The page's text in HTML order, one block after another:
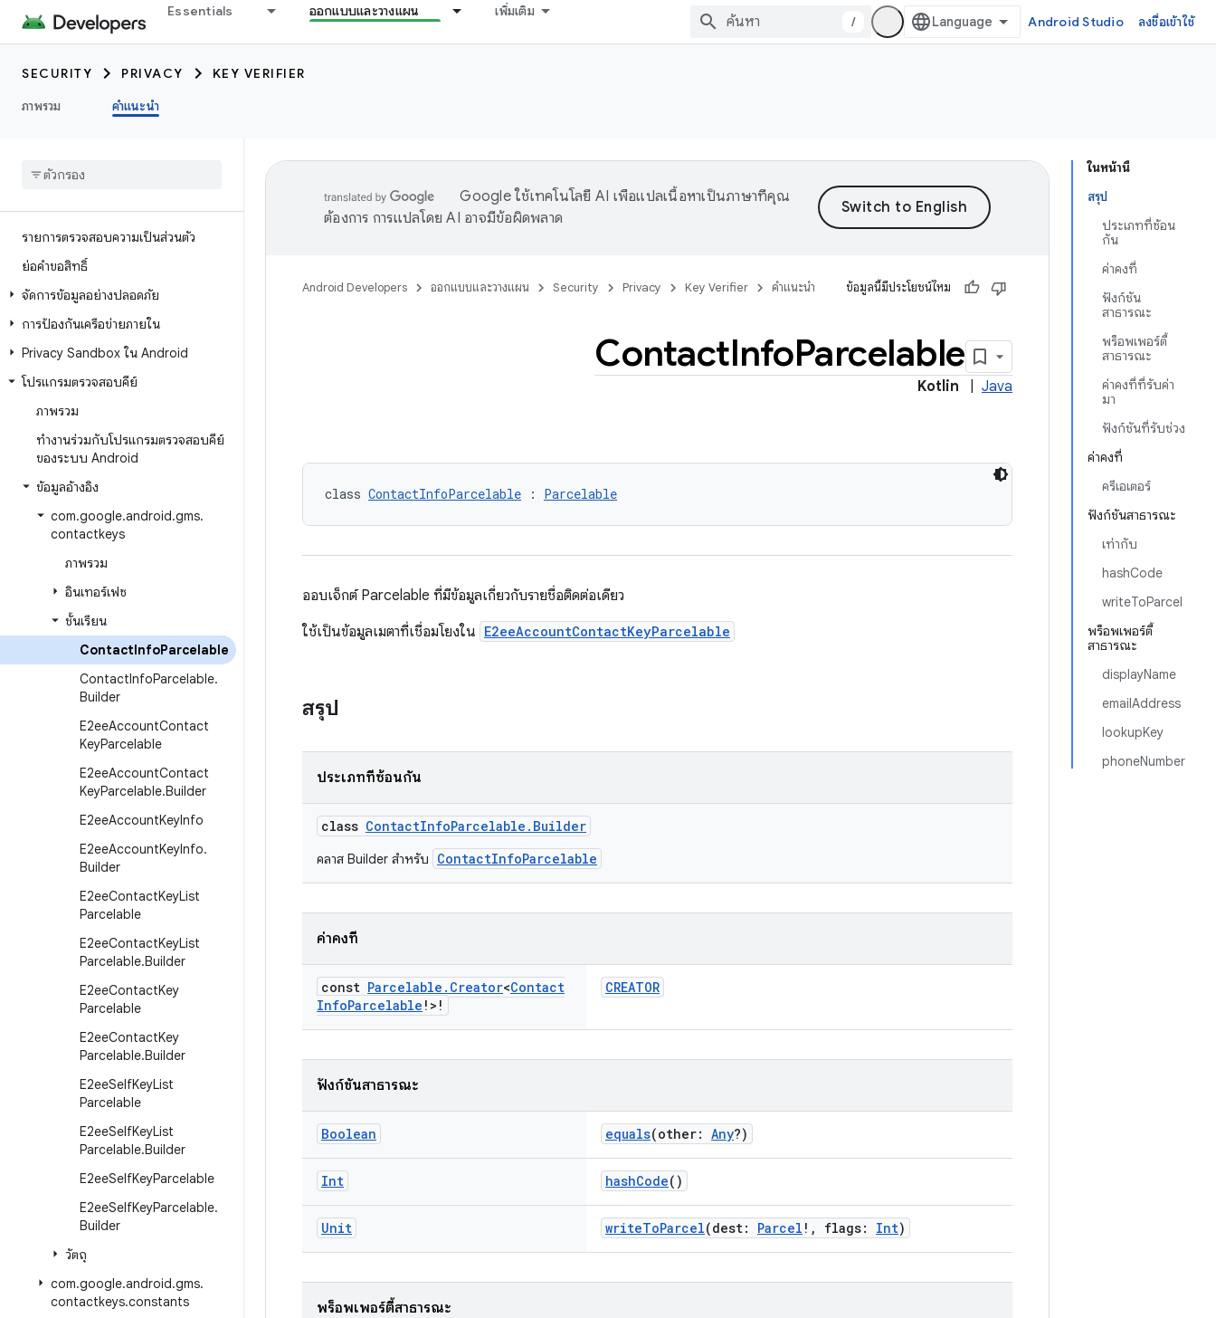
Essentials ออกแบบและวางแผน เพิ่มเติม
/ Android Studio ลงชื่อเข้าใช้
SECURITY PRIVACY
KEY VERIFIER
ภาพรวม
คำแนะนำ
รายการตรวจสอบความเป็นส่วนตัว
ย่อคำขอสิทธิ์
จัดการข้อมูลอย่างปลอดภัย
การป้องกันเครือข่ายภายใน
Privacy Sandbox ใน Android
โปรแกรมตรวจสอบคีย์
ภาพรวม
ทำงานร่วมกับโปรแกรมตรวจสอบคีย์
ของระบบ Android
ข้อมูลอ้างอิง
com.google.android.gms.
contactkeys
ภาพรวม
อินเทอร์เฟซ
ชั้นเรียน
ContactInfoParcelable
ContactInfoParcelable.
Builder
E2eeAccountContact
KeyParcelable
E2eeAccountContact
KeyParcelable.Builder
E2eeAccountKeyInfo
E2eeAccountKeyInfo.
Builder
E2eeContactKeyList
Parcelable
E2eeContactKeyList
Parcelable.Builder
E2eeContactKey
Parcelable
E2eeContactKey
Parcelable.Builder
E2eeSelfKeyList
Parcelable
E2eeSelfKeyList
Parcelable.Builder
E2eeSelfKeyParcelable
E2eeSelfKeyParcelable.
Builder
วัตถุ
com.google.android.gms.
contactkeys.constants
ในหน้านี้
สรุป
ประเภทที่ซ้อน
กัน
ค่าคงที่
ฟังก์ชัน
สาธารณะ
พร็อพเพอร์ตี้
สาธารณะ
ค่าคงที่ที่รับค่า
มา
ฟังก์ชันที่รับช่วง
ค่าคงที่
ครีเอเตอร์
ฟังก์ชันสาธารณะ
เท่ากับ
hashCode
writeToParcel
พร็อพเพอร์ตี้
สาธารณะ
displayName
emailAddress
lookupKey
phoneNumber
Google ใช้เทคโนโลยี AI เพื่อแปลเนื้อหาเป็นภาษาที่คุณ
ต้องการ การแปลโดย AI อาจมีข้อผิดพลาด
Android Developers ออกแบบและวางแผน Security Privacy Key Verifier คำแนะนำ ข้อมูลนี้มีประโยชน์ไหม
ContactInfoParcelable
Kotlin Java
class ContactInfoParcelable : Parcelable
ออบเจ็กต์ Parcelable ที่มีข้อมูลเกี่ยวกับรายชื่อติดต่อเดียว
ใช้เป็นข้อมูลเมตาที่เชื่อมโยงใน E2eeAccountContactKeyParcelable
สรุป
ประเภทที่ซ้อนกัน
class ContactInfoParcelable.Builder
คลาส Builder สำหรับ ContactInfoParcelable
ค่าคงที่
const Parcelable . Creator<Contact
InfoParcelable !>!
CREATOR
ฟังก์ชันสาธารณะ
Boolean equals(other: Any?)
Int hashCode()
Unit writeToParcel(dest: Parcel !, flags: Int)
พร็อพเพอร์ตี้สาธารณะ